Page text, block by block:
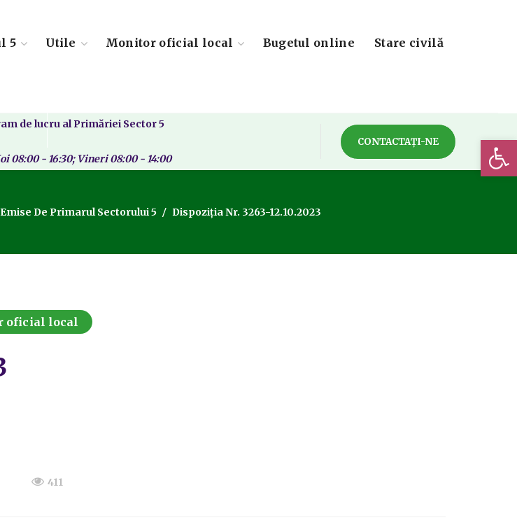
5 Utile Monitor oficial local Bugetul online Stare civilă
de lucru al Primăriei Sector 5
08:00 - 16:30; Vineri 08:00 - 14:00
CONTACTAȚI-NE
De Primarul Sectorului 5 Dispoziția Nr. 3263-12.10.2023
oficial local
411